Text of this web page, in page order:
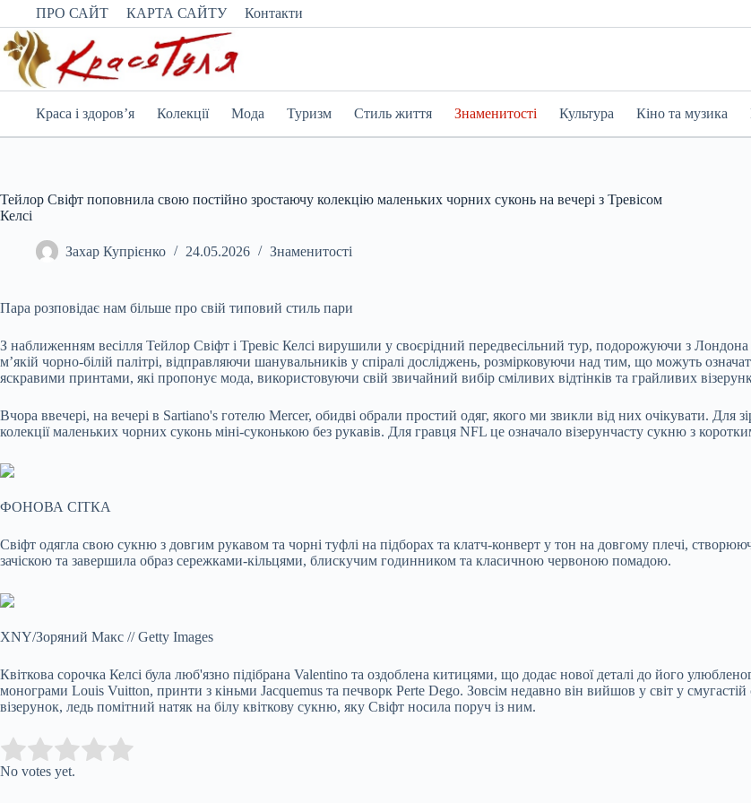
Перейти
вмісту
ПРО САЙТ КАРТА САЙТУ Контакти
Краса і здоров’я Колекції Мода Туризм Стиль життя Знаменитості Культура Кіно та музика
Тейлор Свіфт поповнила свою постійно зростаючу колекцію маленьких чорних суконь на вечері з Тревісом
Келсі
Захар Купрієнко 24.05.2026 Знаменитості
Пара розповідає нам більше про свій типовий стиль пари
З наближенням весілля Тейлор Свіфт і Тревіс Келсі вирушили у своєрідний передвесільний тур, подорожуючи з Лондона
м’якій чорно-білій палітрі, відправляючи шанувальників у спіралі досліджень, розмірковуючи над тим, що можуть
яскравими принтами, які пропонує мода, використовуючи свій звичайний вибір сміливих відтінків та грайливих
Вчора ввечері, на вечері в Sartiano's готелю Mercer, обидві обрали простий одяг, якого ми звикли від них очікувати. Для
колекції маленьких чорних суконь міні-суконькою без рукавів. Для гравця NFL це означало візерунчасту сукню з
ФОНОВА СІТКА
Свіфт одягла свою сукню з довгим рукавом та чорні туфлі на підборах та клатч-конверт у тон на довгому плечі,
зачіскою та завершила образ сережками-кільцями, блискучим годинником та класичною червоною помадою.
XNY/Зоряний Макс // Getty Images
Квіткова сорочка Келсі була люб'язно підібрана Valentino та оздоблена китицями, що додає нової деталі до його
монограми Louis Vuitton, принти з кіньми Jacquemus та печворк Perte Dego. Зовсім недавно він вийшов у світ у
візерунок, ледь помітний натяк на білу квіткову сукню, яку Свіфт носила поруч із ним.
Rate this item:
No votes yet.